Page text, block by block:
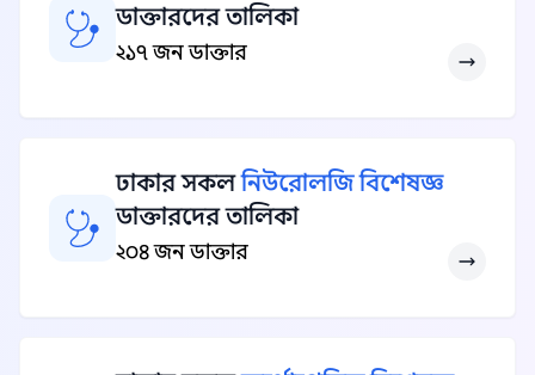
ডাক্তারদের তালিকা
২১৭ জন ডাক্তার
ঢাকার সকলনিউরোলজি বিশেষজ্ঞ
ডাক্তারদের তালিকা
২০৪ জন ডাক্তার